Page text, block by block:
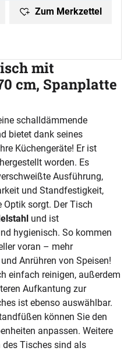
Zum Merkzettel
mit
cm, Spanplatte
schalldämmende
bietet dank seines
Küchengeräte! Er ist
worden. Es
Ausführung,
und Standfestigkeit,
sorgt. Der Tisch
und ist
hygienisch. So kommen
voran – mehr
Anrühren von Speisen!
einfach reinigen, außerdem
Aufkantung zur
ist ebenso auswählbar.
können Sie den
anpassen. Weitere
Tisches sind als